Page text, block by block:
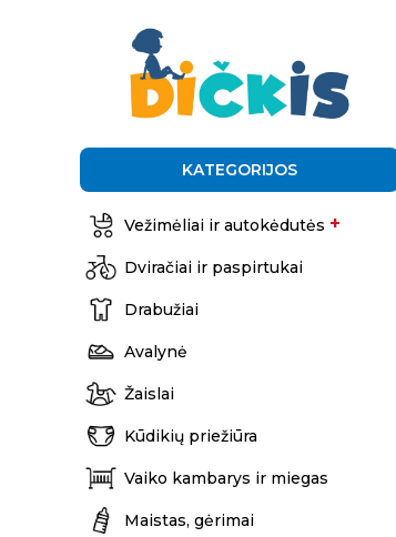
KATEGORIJOS
Vežimėliai ir autokėdutės +
Dviračiai ir paspirtukai
Drabužiai
Avalynė
Žaislai
Kūdikių priežiūra
Vaiko kambarys ir miegas
Maistas, gėrimai